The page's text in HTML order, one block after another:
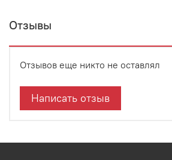
Отзывы
Отзывов еще никто не оставлял
Написать отзыв